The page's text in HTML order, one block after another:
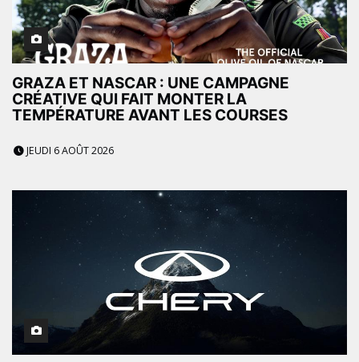
GRAZA ET NASCAR : UNE CAMPAGNE
CRÉATIVE QUI FAIT MONTER LA
TEMPÉRATURE AVANT LES COURSES
JEUDI 6 AOÛT 2026